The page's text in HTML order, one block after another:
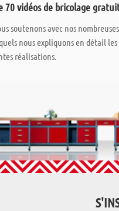
70 vidéos de bricolage
soutenons avec nos
nous expliquons en détail les
réalisations.